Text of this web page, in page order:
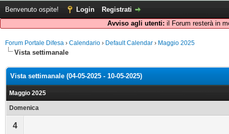
Benvenuto ospite! Login
Registrati
Avviso agli utenti: il Forum resterà in
Forum Portale Difesa › Calendario › Default Calendar › Maggio 2025
Vista settimanale
Vista settimanale (04-05-2025 - 10-05-2025)
Maggio 2025
Domenica
4